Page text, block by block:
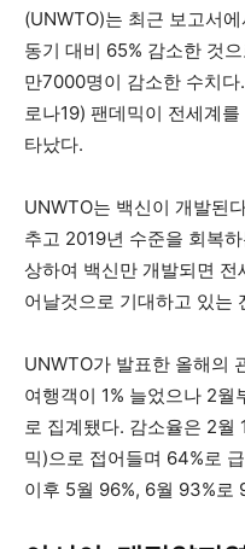
(UNWTO)는 최근 보고서
동기 대비 65% 감소한 것
만7000명이 감소한 수치
로나19) 팬데믹이 전세계
타났다.
UNWTO는 백신이 개발된
추고 2019년 수준을 회복
상하여 백신만 개발되면
어날것으로 기대하고 있는
UNWTO가 발표한 올해의
여행객이 1% 늘었으나 2
로 집계됐다. 감소율은 2월
믹)으로 접어들며 64%로
이후 5월 96%, 6월 93%로